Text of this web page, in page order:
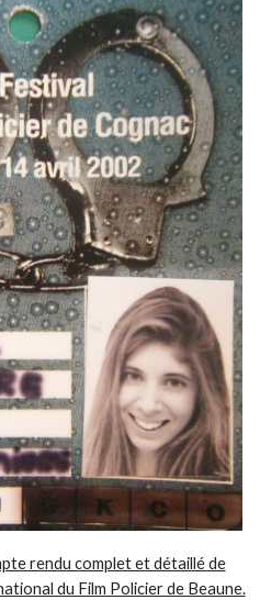
rendu complet et détaillé de
du Film Policier de Beaune.